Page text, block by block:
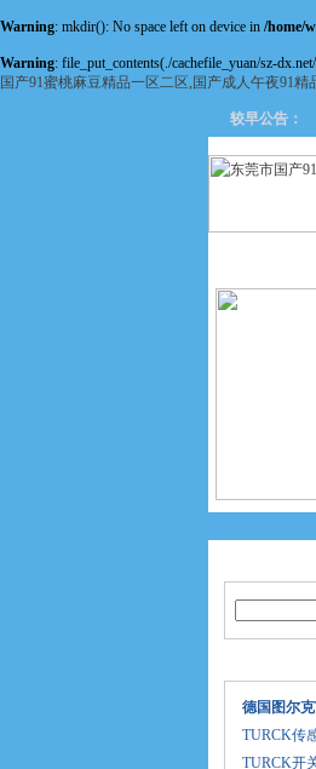
Warning: mkdir(): No space left on device in /home/
Warning: file_put_contents(./cachefile_yuan/sz-
国产91蜜桃麻豆精品一区二区,国产成人午夜91
较早公告：
德国图尔
TURCK传
TURCK开